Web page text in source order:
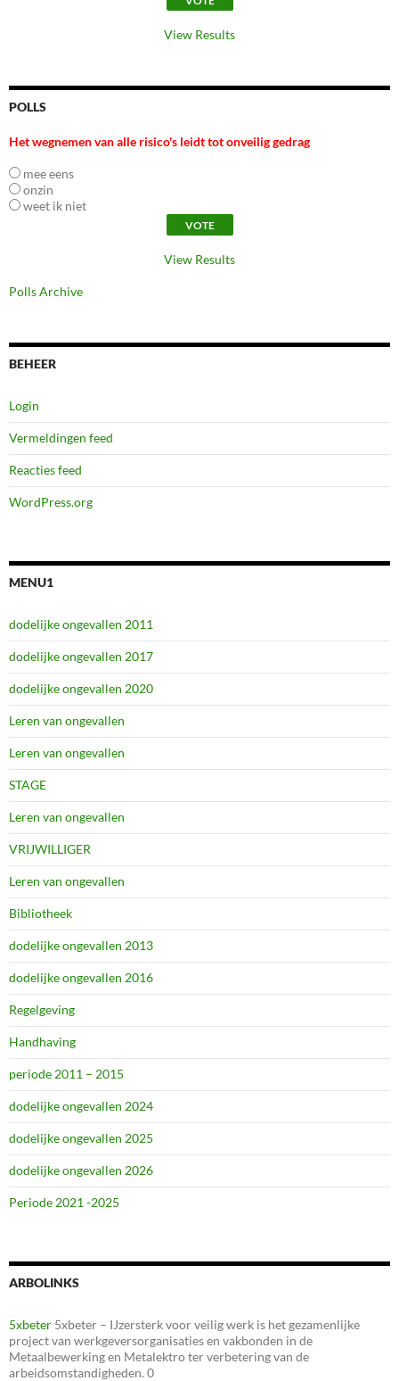
View Results
POLLS
Het wegnemen van alle risico's leidt tot onveilig gedrag
mee eens
onzin
weet ik niet
View Results
Polls Archive
BEHEER
Login
Vermeldingen feed
Reacties feed
WordPress.org
MENU1
dodelijke ongevallen 2011
dodelijke ongevallen 2017
dodelijke ongevallen 2020
Leren van ongevallen
Leren van ongevallen
STAGE
Leren van ongevallen
VRIJWILLIGER
Leren van ongevallen
Bibliotheek
dodelijke ongevallen 2013
dodelijke ongevallen 2016
Regelgeving
Handhaving
periode 2011 – 2015
dodelijke ongevallen 2024
dodelijke ongevallen 2025
dodelijke ongevallen 2026
Periode 2021 -2025
ARBOLINKS
5xbeter 5xbeter – IJzersterk voor veilig werk is het gezamenlijke
project van werkgeversorganisaties en vakbonden in de
Metaalbewerking en Metalektro ter verbetering van de
arbeidsomstandigheden. 0